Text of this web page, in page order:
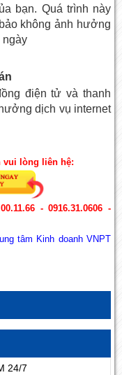
bạn. Quá trình này
không ảnh hưởng
ngày
điện tử và thanh
dịch vụ internet
vui lòng liên hệ:
- 0916.31.0606 -
tâm Kinh doanh VNPT
24/7